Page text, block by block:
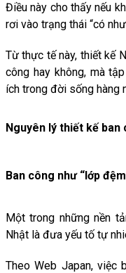
Điều này cho thấy nếu
rơi vào trạng thái “có
Từ thực tế này, thiết kế
công hay không, mà
ích trong đời sống hàng
Nguyên lý thiết kế
Ban công như “lớp
Một trong những nền
Nhật là đưa yếu tố tự
Theo Web Japan, việc